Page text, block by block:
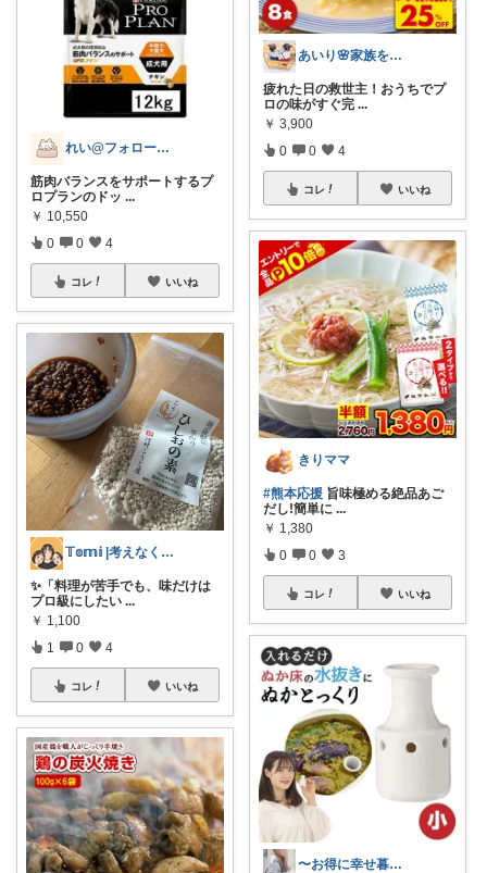
れい@フォロー＆経由購入感謝です♪
筋肉バランスをサポートするプ
ロプランのドッ ...
￥ 10,550
0 0 4
コレ いいね
𝕋𝕠𝕞𝕚 |考えなくていい暮らし
✨「料理が苦手でも、味だけは
プロ級にしたい ...
￥ 1,100
1 0 4
コレ いいね
あいり🌸家族を守るワーママ
疲れた日の救世主！おうちでプ
ロの味がすぐ完 ...
￥ 3,900
0 0 4
コレ いいね
きりママ
#熊本応援 旨味極める絶品あご
だし!簡単に ...
￥ 1,380
0 0 3
コレ いいね
〜お得に幸せ暮らし〜